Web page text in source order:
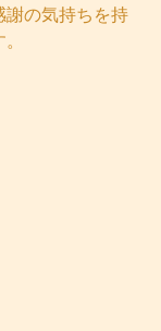
謝の気持ちを持